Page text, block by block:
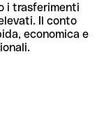
i trasferimenti
Il conto
economica e